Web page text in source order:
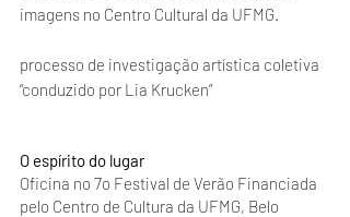
imagens no Centro Cultural da UFMG.
processo de investigação artística coletiva
“conduzido por Lia Krucken”
O espírito do lugar
Oficina no 7o Festival de Verão Financiada
pelo Centro de Cultura da UFMG, Belo